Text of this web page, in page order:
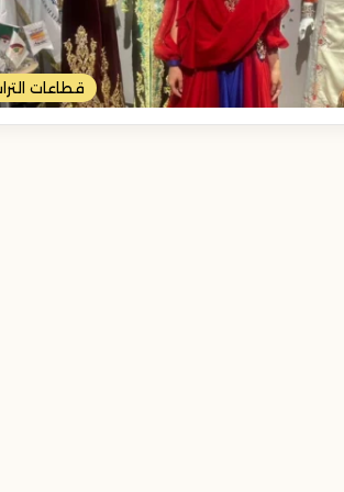
قطاعات
دبي
تكشف
عن
3
مسارات